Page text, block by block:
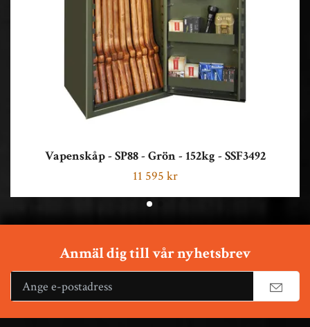
Vapenskåp - SP88 - Grön - 152kg - SSF3492
11 595 kr
Anmäl dig till vår nyhetsbrev